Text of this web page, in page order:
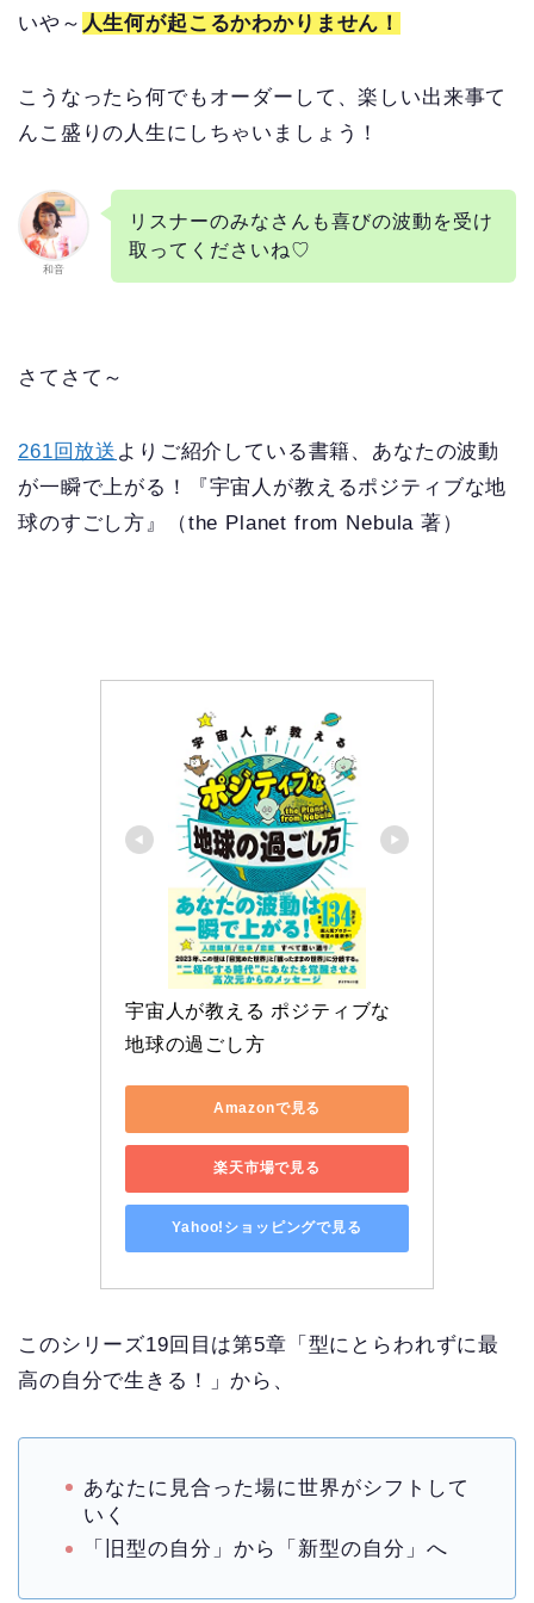
いや～ 人生何が起こるかわかりません！
こうなったら何でもオーダーして、楽しい出来事て
んこ盛りの人生にしちゃいましょう！
和音
リスナーのみなさんも喜びの波動を受け
取ってくださいね♡
さてさて～
261回放送 よりご紹介している書籍、あなたの波動
が一瞬で上がる！『宇宙人が教えるポジティブな地
球のすごし方』（the Planet from Nebula 著）
宇宙人が教える ポジティブな
地球の過ごし方
Amazonで見る
楽天市場で見る
Yahoo!ショッピングで見る
このシリーズ19回目は第5章「型にとらわれずに最
高の自分で生きる！」から、
あなたに見合った場に世界がシフトして
いく
「旧型の自分」から「新型の自分」へ